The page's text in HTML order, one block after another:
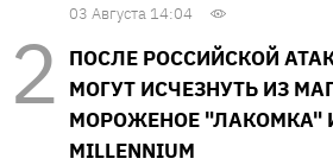
03 Августа 14:04
ПОСЛЕ РОССИЙСКОЙ
МОГУТ ИСЧЕЗНУТЬ ИЗ
МОРОЖЕНОЕ "ЛАКОМКА"
MILLENNIUM